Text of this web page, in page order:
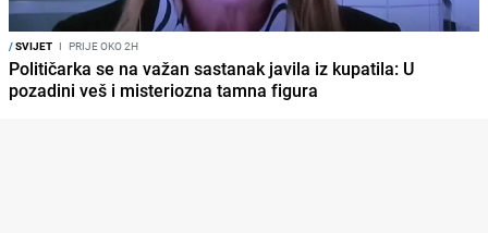
/SVIJET I PRIJE OKO 2H
Političarka se na važan sastanak javila iz kupatila: U
pozadini veš i misteriozna tamna figura